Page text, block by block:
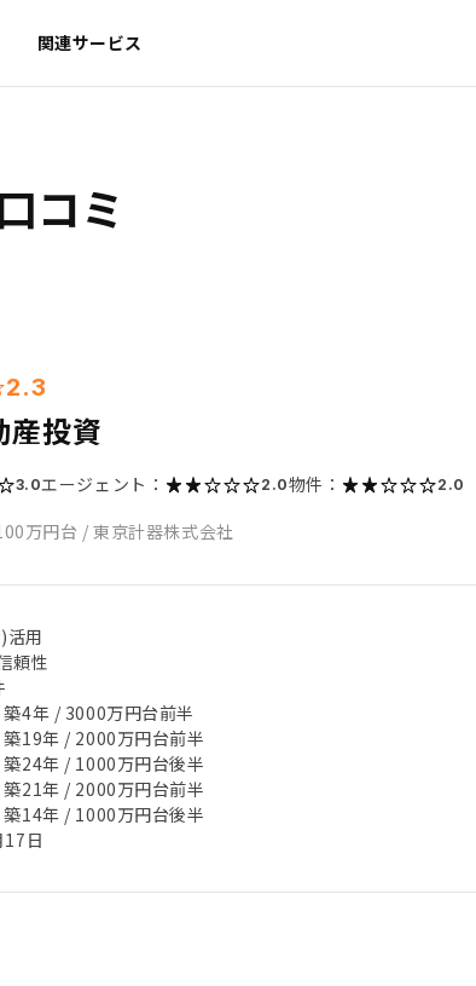
関連サービス
コミ
2.3
産投資
3.0エージェント： 2.0物件： 2.0
万円台 /東京計器株式会社
活用
頼性
4年 / 3000万円台前半
19年 / 2000万円台前半
24年 / 1000万円台後半
21年 / 2000万円台前半
14年 / 1000万円台後半
日